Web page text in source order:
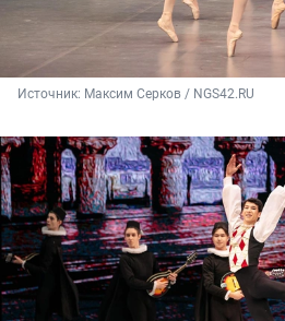
Источник: Максим Серков / NGS42.RU